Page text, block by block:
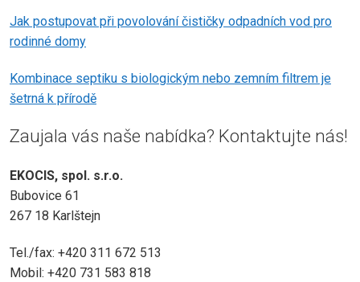
Jak postupovat při povolování čističky odpadních vod pro
rodinné domy
Kombinace septiku s biologickým nebo zemním filtrem je
šetrná k přírodě
Zaujala vás naše nabídka? Kontaktujte nás!
EKOCIS, spol. s.r.o.
Bubovice 61
267 18 Karlštejn
Tel./fax: +420 311 672 513
Mobil: +420 731 583 818